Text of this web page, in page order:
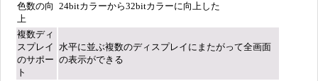
色数の向
上
24bitカラーから32bitカラーに向上した
複数ディ
スプレイ
のサポー
ト
水平に並ぶ複数のディスプレイにまたがって全画面
の表示ができる